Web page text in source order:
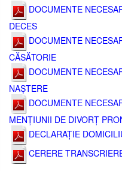
DOCUMENTE
DECES
DOCUMENTE
CĂSĂTORIE
DOCUMENTE
NAȘTERE
DOCUMENTE
MENȚIUNII DE DIVORȚ
DECLARAȚIE
CERERE